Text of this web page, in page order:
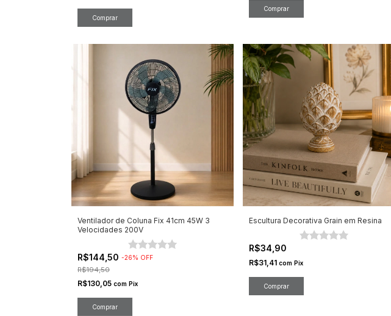
Ventilador de Coluna Fix 41cm 45W 3
Velocidades 200V
R$144,50 -26% OFF
R$194,50
R$130,05 com Pix
Escultura Decorativa Grain em Resina
R$34,90
R$31,41com Pix